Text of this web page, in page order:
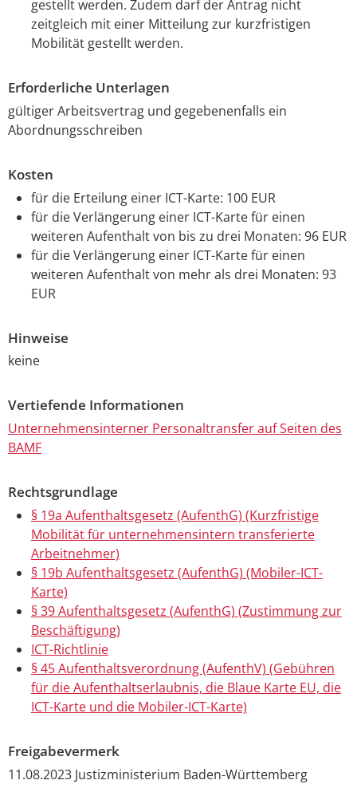
gestellt werden. Zudem darf der Antrag nicht
zeitgleich mit einer Mitteilung zur kurzfristigen
Mobilität gestellt werden.
Erforderliche Unterlagen
gültiger Arbeitsvertrag und gegebenenfalls ein
Abordnungsschreiben
Kosten
für die Erteilung einer ICT-Karte: 100 EUR
für die Verlängerung einer ICT-Karte für einen
weiteren Aufenthalt von bis zu drei Monaten: 96 EUR
für die Verlängerung einer ICT-Karte für einen
weiteren Aufenthalt von mehr als drei Monaten: 93
EUR
Hinweise
keine
Vertiefende Informationen
Unternehmensinterner Personaltransfer auf Seiten des
BAMF
Rechtsgrundlage
§ 19a Aufenthaltsgesetz (AufenthG) (Kurzfristige
Mobilität für unternehmensintern transferierte
Arbeitnehmer)
§ 19b Aufenthaltsgesetz (AufenthG) (Mobiler-ICT-
Karte)
§ 39 Aufenthaltsgesetz (AufenthG) (Zustimmung zur
Beschäftigung)
ICT-Richtlinie
§ 45 Aufenthaltsverordnung (AufenthV) (Gebühren
für die Aufenthaltserlaubnis, die Blaue Karte EU, die
ICT-Karte und die Mobiler-ICT-Karte)
Freigabevermerk
11.08.2023 Justizministerium Baden-Württemberg